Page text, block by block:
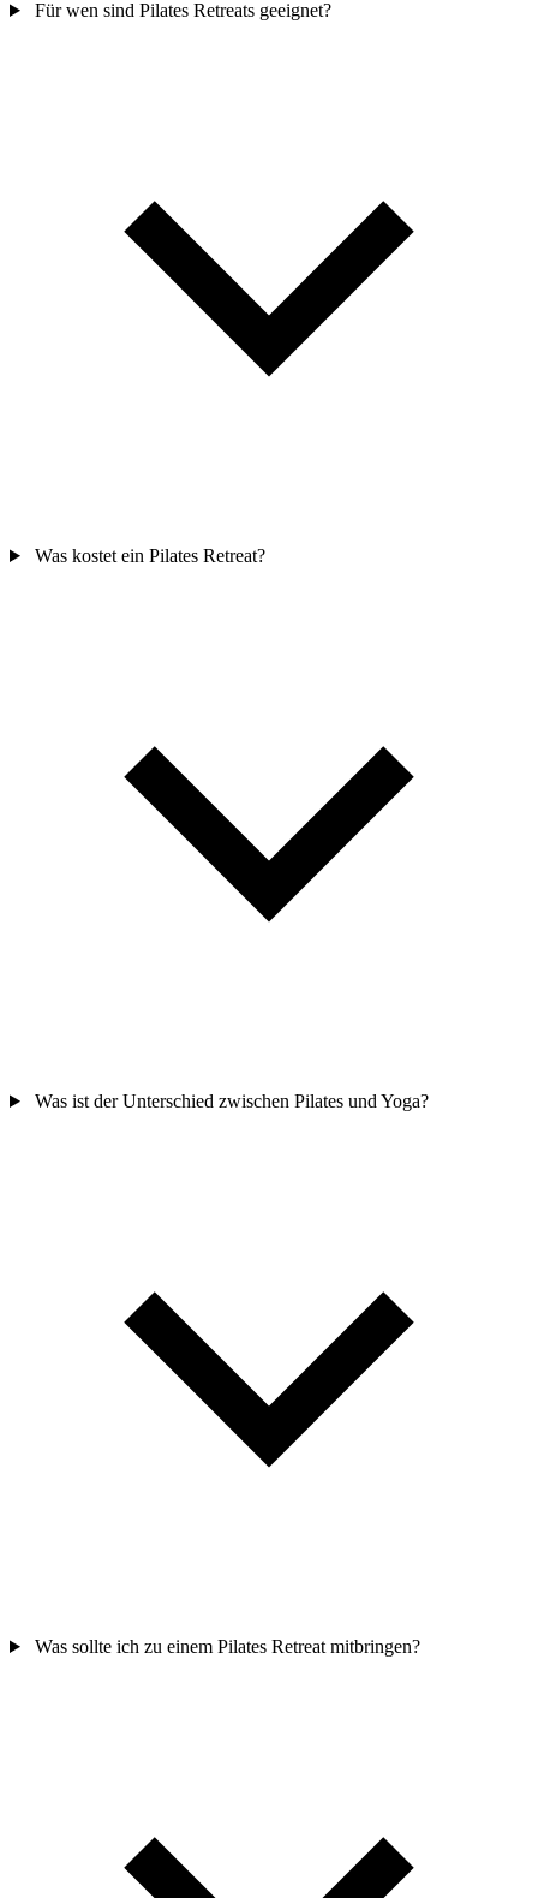
Für wen sind Pilates Retreats geeignet?
Was kostet ein Pilates Retreat?
Was ist der Unterschied zwischen Pilates und Yoga?
Was sollte ich zu einem Pilates Retreat mitbringen?